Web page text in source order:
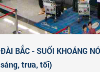
ĐÀI BẮC - SUỐI KHOÁNG
sáng, trưa, tối)